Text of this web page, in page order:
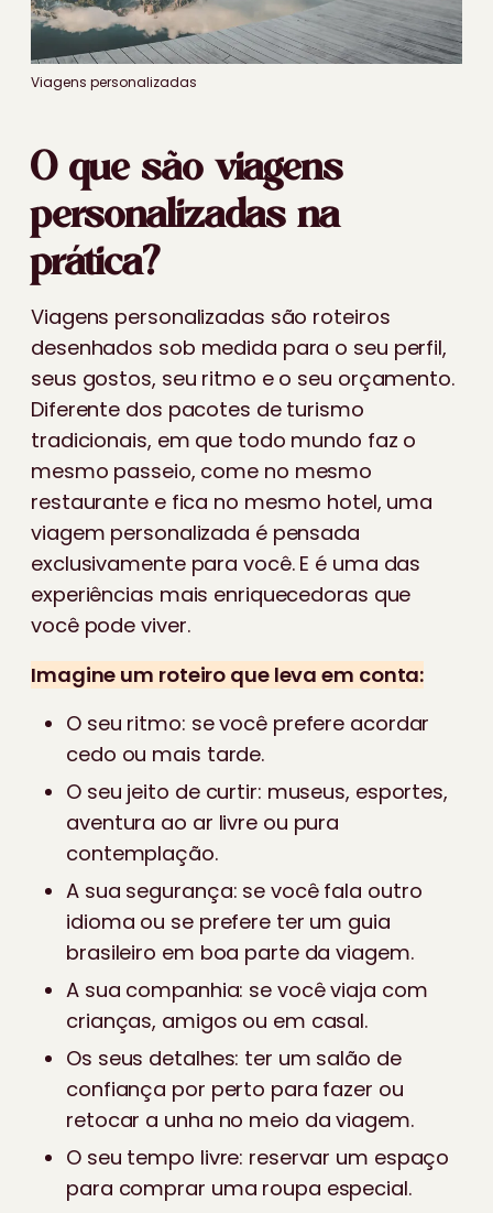
Viagens personalizadas
O que são viagens
personalizadas na
prática?
Viagens personalizadas são roteiros
desenhados sob medida para o seu perfil,
seus gostos, seu ritmo e o seu orçamento.
Diferente dos pacotes de turismo
tradicionais, em que todo mundo faz o
mesmo passeio, come no mesmo
restaurante e fica no mesmo hotel, uma
viagem personalizada é pensada
exclusivamente para você. E é uma das
experiências mais enriquecedoras que
você pode viver.
Imagine um roteiro que leva em conta:
O seu ritmo: se você prefere acordar
cedo ou mais tarde.
O seu jeito de curtir: museus, esportes,
aventura ao ar livre ou pura
contemplação.
A sua segurança: se você fala outro
idioma ou se prefere ter um guia
brasileiro em boa parte da viagem.
A sua companhia: se você viaja com
crianças, amigos ou em casal.
Os seus detalhes: ter um salão de
confiança por perto para fazer ou
retocar a unha no meio da viagem.
O seu tempo livre: reservar um espaço
para comprar uma roupa especial.